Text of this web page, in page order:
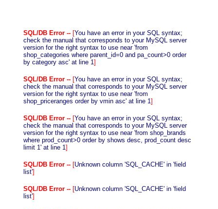
SQL/DB Error -- [You have an error in your SQL syntax;
check the manual that corresponds to your MySQL server
version for the right syntax to use near 'from
shop_categories where parent_id=0 and pa_count>0 order
by category asc' at line 1]
SQL/DB Error -- [You have an error in your SQL syntax;
check the manual that corresponds to your MySQL server
version for the right syntax to use near 'from
shop_priceranges order by vmin asc' at line 1]
SQL/DB Error -- [You have an error in your SQL syntax;
check the manual that corresponds to your MySQL server
version for the right syntax to use near 'from shop_brands
where prod_count>0 order by shows desc, prod_count desc
limit 1' at line 1]
SQL/DB Error -- [Unknown column 'SQL_CACHE' in 'field
list']
SQL/DB Error -- [Unknown column 'SQL_CACHE' in 'field
list']